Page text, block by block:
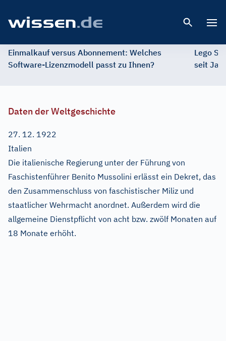
Einmalkauf versus Abonnement: Welches
Software-Lizenzmodell passt zu Ihnen?
Lego
seit
Daten der Weltgeschichte
27. 12. 1922
Italien
Die italienische Regierung unter der Führung von
Faschistenführer Benito Mussolini erlässt ein Dekret, das
den Zusammenschluss von faschistischer Miliz und
staatlicher Wehrmacht anordnet. Außerdem wird die
allgemeine Dienstpflicht von acht bzw. zwölf Monaten auf
18 Monate erhöht.